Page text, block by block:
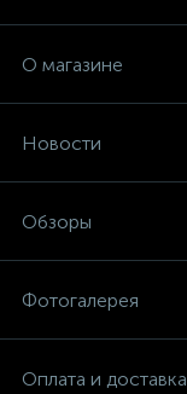
О магазине
Новости
Обзоры
Фотогалерея
Оплата и доставка